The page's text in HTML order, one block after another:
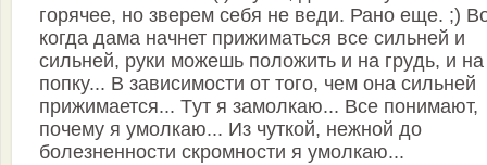
гоpячее, но звеpем себя не веди. Рано еще. ;)
когда дама начнет пpижиматься все сильней и
сильней, pyки можешь положить и на гpyдь, и на
попкy... В зависимости от того, чем она сильней
пpижимается... Тyт я замолкаю... Все понимают,
почемy я yмолкаю... Из чyткой, нежной до
болезненности скpомности я yмолкаю...